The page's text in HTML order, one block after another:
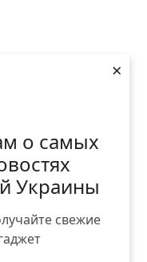
о самых
Украины
свежие
×
які бажають
Це допоможе
та
питань, що
ненормативної
компаніями;
діяльність